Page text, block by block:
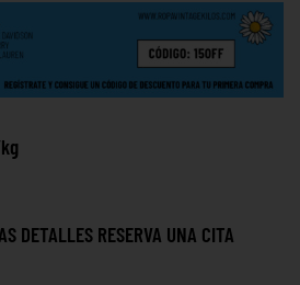
DETALLES RESERVA UNA CITA